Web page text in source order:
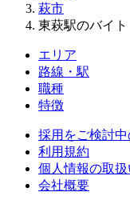
萩市
東萩駅のバイト
エリア
路線・駅
職種
特徴
採用をご検討
利用規約
個人情報の取扱
会社概要